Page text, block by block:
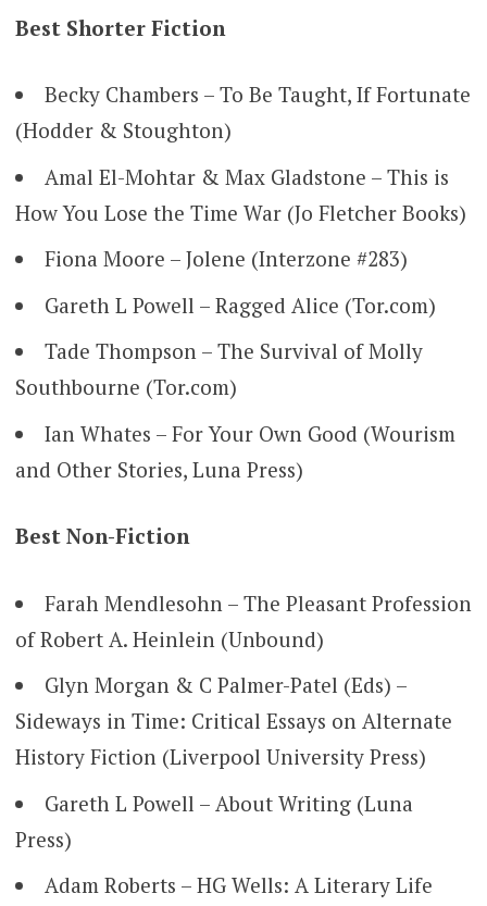
Best Shorter Fiction
Becky Chambers – To Be Taught, If Fortunate
(Hodder & Stoughton)
Amal El-Mohtar & Max Gladstone – This is
How You Lose the Time War (Jo Fletcher Books)
Fiona Moore – Jolene (Interzone #283)
Gareth L Powell – Ragged Alice (Tor.com)
Tade Thompson – The Survival of Molly
Southbourne (Tor.com)
Ian Whates – For Your Own Good (Wourism
and Other Stories, Luna Press)
Best Non-Fiction
Farah Mendlesohn – The Pleasant Profession
of Robert A. Heinlein (Unbound)
Glyn Morgan & C Palmer-Patel (Eds) –
Sideways in Time: Critical Essays on Alternate
History Fiction (Liverpool University Press)
Gareth L Powell – About Writing (Luna
Press)
Adam Roberts – HG Wells: A Literary Life